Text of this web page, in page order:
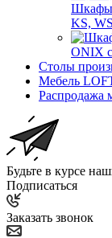
Шкафы
KS, WS
ONIX
Столы
Мебель
Распродажа
Будьте в курсе
Подписаться
Заказать звонок